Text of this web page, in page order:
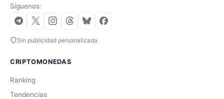
Síguenos:
Sin publicidad personalizada
CRIPTOMONEDAS
Ranking
Tendencias